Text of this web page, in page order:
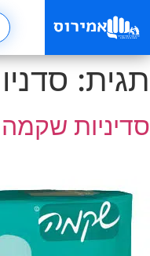
תגית:
סדיניות שקמה